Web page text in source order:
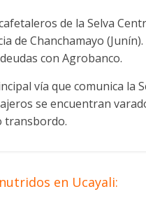
de la Selva
de Chanchamayo
con Agrobanco.
vía que comunica la
se encuentran
transbordo.
en Ucayali: